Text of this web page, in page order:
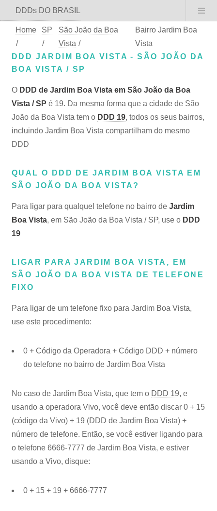
DDDs DO BRASIL
Home
/
SP
/
São João da Boa
Vista /
Bairro Jardim Boa
Vista
DDD JARDIM BOA VISTA - SÃO JOÃO DA
BOA VISTA / SP
O DDD de Jardim Boa Vista em São João da Boa
Vista / SP é 19. Da mesma forma que a cidade de São
João da Boa Vista tem o DDD 19, todos os seus bairros,
incluindo Jardim Boa Vista compartilham do mesmo
DDD
QUAL O DDD DE JARDIM BOA VISTA EM
SÃO JOÃO DA BOA VISTA?
Para ligar para qualquel telefone no bairro de Jardim
Boa Vista, em São João da Boa Vista / SP, use o DDD
19
LIGAR PARA JARDIM BOA VISTA, EM
SÃO JOÃO DA BOA VISTA DE TELEFONE
FIXO
Para ligar de um telefone fixo para Jardim Boa Vista,
use este procedimento:
0 + Código da Operadora + Código DDD + número
do telefone no bairro de Jardim Boa Vista
No caso de Jardim Boa Vista, que tem o DDD 19, e
usando a operadora Vivo, você deve então discar 0 + 15
(código da Vivo) + 19 (DDD de Jardim Boa Vista) +
número de telefone. Então, se você estiver ligando para
o telefone 6666-7777 de Jardim Boa Vista, e estiver
usando a Vivo, disque:
0 + 15 + 19 + 6666-7777